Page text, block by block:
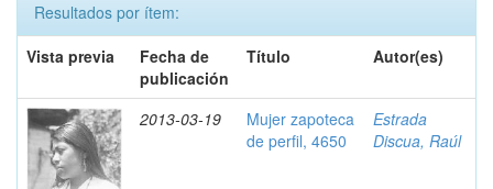
Resultados por ítem:
Vista previa
Fecha de
publicación
Título Autor(es)
2013-03-19
Mujer zapoteca
de perfil, 4650
Estrada
Discua, Raúl